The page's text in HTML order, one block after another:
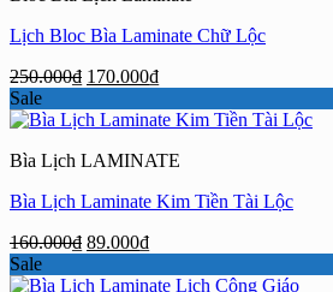
Lịch Bloc Bìa Laminate Chữ Lộc
250.000₫ Giá
là:
170.000₫Giá
tại
170.000₫.
Sale
Bìa Lịch LAMINATE
Bìa Lịch Laminate Kim Tiền Tài Lộc
160.000₫ Giá
là:
89.000₫Giá
tại
Sale